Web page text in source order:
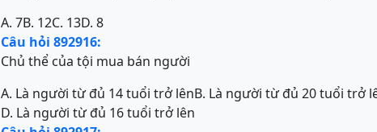
A. 7B. 12C. 13D. 8
Câu hỏi 892916:
Chủ thể của tội mua bán người
A. Là người từ đủ 14 tuổi trở lênB. Là người từ đủ 20 tuổi trở
D. Là người từ đủ 16 tuổi trở lên